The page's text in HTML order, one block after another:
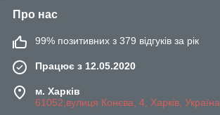
Про нас
99% позитивних з 379 відгуків за рік
Працює з 12.05.2020
м. Харків
61052,вулиця Конєва, 4, Харків, Україна